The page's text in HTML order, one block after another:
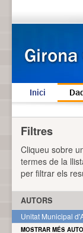
Inici
Filtres
Cliqueu sobre
termes de la
per filtrar els
AUTORS
Unitat Municipal
MOSTRAR MÉS